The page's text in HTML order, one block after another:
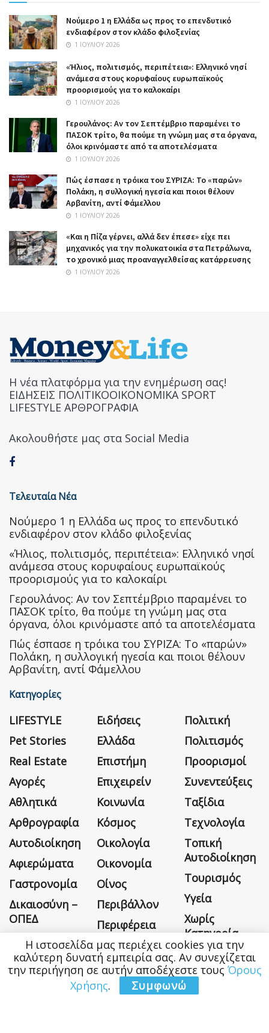
Nούμερο 1 η Ελλάδα ως προς το επενδυτικό
ενδιαφέρον στον κλάδο φιλοξενίας
1 ΙΟΥΛΊΟΥ 2026
«Ήλιος, πολιτισμός, περιπέτεια»: Ελληνικό νησί
ανάμεσα στους κορυφαίους ευρωπαϊκούς
προορισμούς για το καλοκαίρι
1 ΙΟΥΛΊΟΥ 2026
Γερουλάνος: Αν τον Σεπτέμβριο παραμένει το
ΠΑΣΟΚ τρίτο, θα πούμε τη γνώμη μας στα όργανα,
όλοι κρινόμαστε από τα αποτελέσματα
1 ΙΟΥΛΊΟΥ 2026
Πώς έσπασε η τρόικα του ΣΥΡΙΖΑ: Το «παρών»
Πολάκη, η συλλογική ηγεσία και ποιοι θέλουν
Αρβανίτη, αντί Φάμελλου
1 ΙΟΥΛΊΟΥ 2026
«Και η Πίζα γέρνει, αλλά δεν έπεσε» είχε πει
μηχανικός για την πολυκατοικία στα Πετράλωνα,
το χρονικό μιας προαναγγελθείσας κατάρρευσης
1 ΙΟΥΛΊΟΥ 2026
Η νέα πλατφόρμα για την ενημέρωση σας!
ΕΙΔΗΣΕΙΣ ΠΟΛΙΤΙΚΟΟΙΚΟΝΟΜΙΚΑ SPORT
LIFESTYLE ΑΡΘΡΟΓΡΑΦΙΑ
Ακολουθήστε μας στα Social Media
Τελευταία Νέα
Nούμερο 1 η Ελλάδα ως προς το επενδυτικό
ενδιαφέρον στον κλάδο φιλοξενίας
«Ήλιος, πολιτισμός, περιπέτεια»: Ελληνικό νησί
ανάμεσα στους κορυφαίους ευρωπαϊκούς
προορισμούς για το καλοκαίρι
Γερουλάνος: Αν τον Σεπτέμβριο παραμένει το
ΠΑΣΟΚ τρίτο, θα πούμε τη γνώμη μας στα
όργανα, όλοι κρινόμαστε από τα αποτελέσματα
Πώς έσπασε η τρόικα του ΣΥΡΙΖΑ: Το «παρών»
Πολάκη, η συλλογική ηγεσία και ποιοι θέλουν
Αρβανίτη, αντί Φάμελλου
Κατηγορίες
LIFESTYLE
Pet Stories
Real Estate
Αγορές
Αθλητικά
Αρθρογραφία
Αυτοδιοίκηση
Αφιερώματα
Γαστρονομία
Δικαιοσύνη –
ΟΠΕΔ
Ειδήσεις
Ελλάδα
Επιστήμη
Επιχειρείν
Κοινωνία
Κόσμος
Οικολογία
Οικονομία
Οίνος
Περιβάλλον
Περιφέρεια
Πολιτική
Πολιτισμός
Προορισμοί
Συνεντεύξεις
Ταξίδια
Τεχνολογία
Τοπική
Αυτοδιοίκηση
Τουρισμός
Υγεία
Χωρίς
Κατηγορία
Όροι Χρήσης Επικοινωνία
Η ιστοσελίδα μας περιέχει cookies για την
καλύτερη δυνατή εμπειρία σας. Αν συνεχίζεται
την περιήγηση σε αυτήν αποδέχεστε τους Όρους
Χρήσης. Συμφωνώ